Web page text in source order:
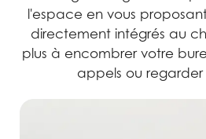
l'espace en vous
directement intégrés au
plus à encombrer votre
appels ou